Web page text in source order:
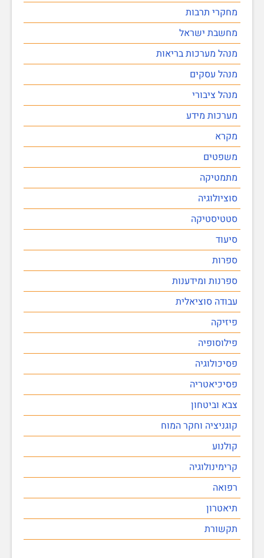
מחקרי תרבות
מחשבת ישראל
מנהל מערכות בריאות
מנהל עסקים
מנהל ציבורי
מערכות מידע
מקרא
משפטים
מתמטיקה
סוציולוגיה
סטטיסטיקה
סיעוד
ספרות
ספרנות ומידענות
עבודה סוציאלית
פיזיקה
פילוסופיה
פסיכולוגיה
פסיכיאטריה
צבא וביטחון
קוגניציה וחקר המוח
קולנוע
קרימינולוגיה
רפואה
תיאטרון
תקשורת